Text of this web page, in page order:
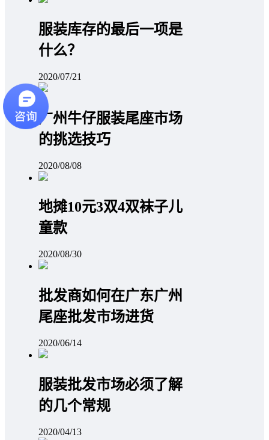
服装库存的最后一项是
什么？
2020/07/21
广州牛仔服装尾座市场
的挑选技巧
2020/08/08
地摊10元3双4双袜子儿
童款
2020/08/30
批发商如何在广东广州
尾座批发市场进货
2020/06/14
服装批发市场必须了解
的几个常规
2020/04/13